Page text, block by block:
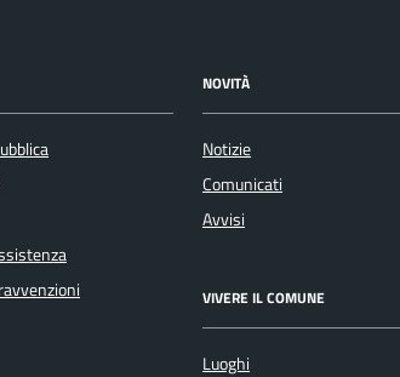
NOVITÀ
Notizie
Comunicati
Avvisi
VIVERE IL COMUNE
Luoghi